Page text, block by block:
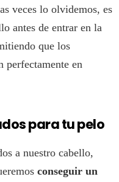
veces lo olvidemos, es
antes de entrar en la
que los
perfectamente en
para tu pelo
a nuestro cabello,
conseguir un